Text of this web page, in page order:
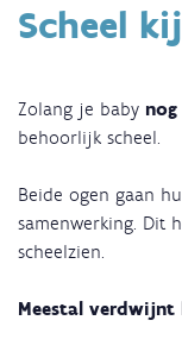
Scheel
Zolang je baby
behoorlijk scheel.
Beide ogen gaan
samenwerking. Dit
scheelzien.
Meestal verdwijnt